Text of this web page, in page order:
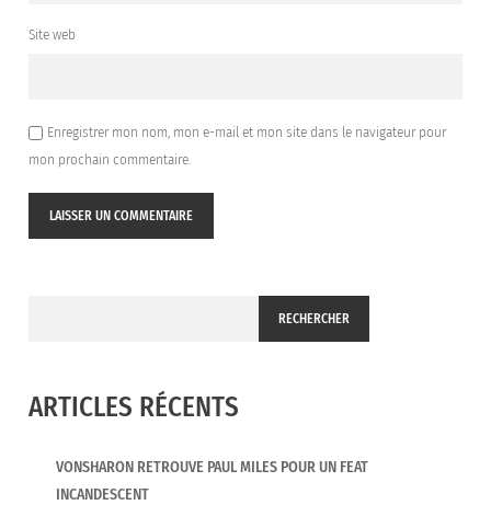
Site web
Enregistrer mon nom, mon e-mail et mon site dans le navigateur pour
mon prochain commentaire.
RECHERCHER
ARTICLES RÉCENTS
VONSHARON RETROUVE PAUL MILES POUR UN FEAT
INCANDESCENT